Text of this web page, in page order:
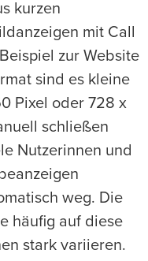
kurzen
mit Call
zur Website
sind es kleine
Pixel oder 728 x
schließen
Nutzerinnen und
weg. Die
häufig auf diese
stark variieren.